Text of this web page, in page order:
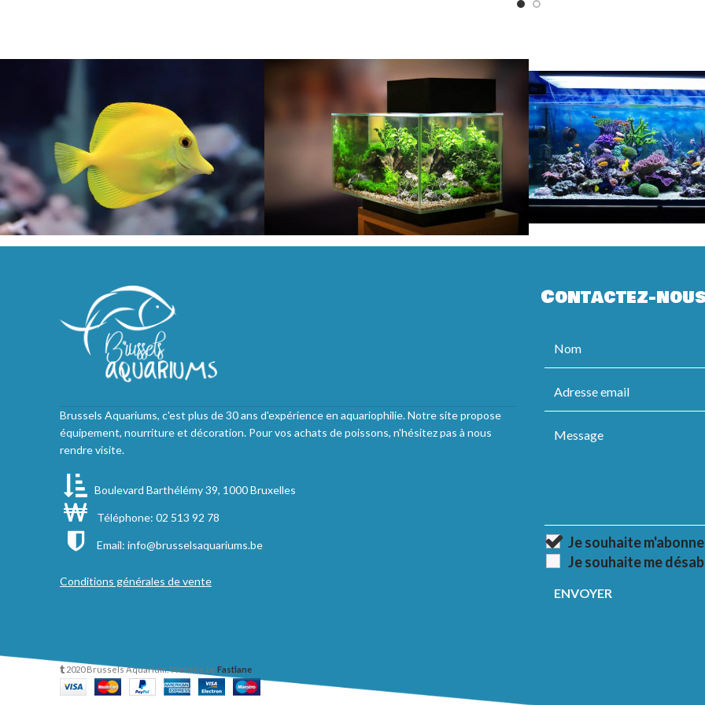
Brussels Aquariums, c'est plus de 30 ans d'expérience en aquariophilie. Notre site propose
équipement, nourriture et décoration. Pour vos achats de poissons, n'hésitez pas à nous
rendre visite.
Boulevard Barthélémy 39, 1000 Bruxelles
Téléphone: 02 513 92 78
Email: info@brusselsaquariums.be
Conditions générales de vente
Contactez-
Je souhaite
Je souhaite me
2020 Brussels Aquarium. Website byFastlane